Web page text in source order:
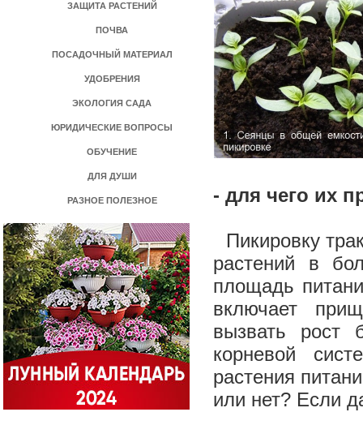
ЗАЩИТА РАСТЕНИЙ
ПОЧВА
ПОСАДОЧНЫЙ МАТЕРИАЛ
УДОБРЕНИЯ
ЭКОЛОГИЯ САДА
ЮРИДИЧЕСКИЕ ВОПРОСЫ
ОБУЧЕНИЕ
ДЛЯ ДУШИ
РАЗНОЕ ПОЛЕЗНОЕ - для чего их
Пикировку
растений в
площадь
включает
вызвать рост
корневой
растения
или нет? Если